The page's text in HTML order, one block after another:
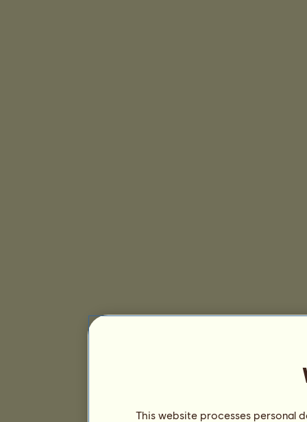
This website processes personal